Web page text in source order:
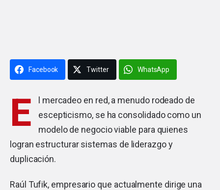
Facebook Twitter WhatsApp
E
l mercadeo en red, a menudo rodeado de
escepticismo, se ha consolidado como un
modelo de negocio viable para quienes
logran estructurar sistemas de liderazgo y
duplicación.
Raúl Tufik, empresario que actualmente dirige una